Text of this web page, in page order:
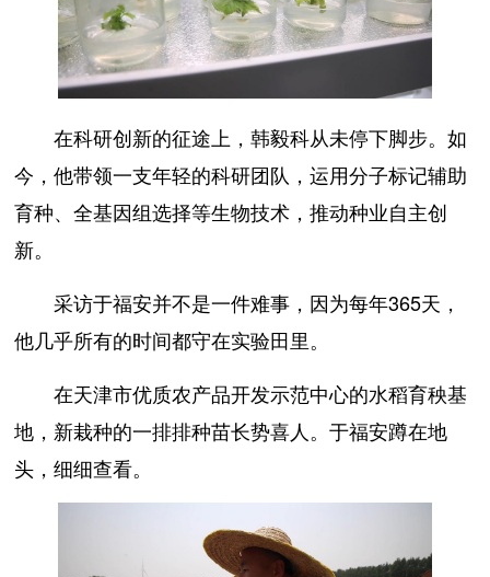
在科研创新的征途上，韩毅科从未停下脚步。如
今，他带领一支年轻的科研团队，运用分子标记辅助
育种、全基因组选择等生物技术，推动种业自主创
新。
采访于福安并不是一件难事，因为每年365天，
他几乎所有的时间都守在实验田里。
在天津市优质农产品开发示范中心的水稻育秧基
地，新栽种的一排排种苗长势喜人。于福安蹲在地
头，细细查看。